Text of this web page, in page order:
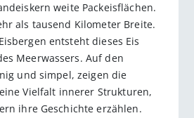
weite Packeisflächen.
als tausend Kilometer Breite.
entsteht dieses Eis
Meerwassers. Auf den
und simpel, zeigen die
Vielfalt innerer Strukturen,
ihre Geschichte erzählen.